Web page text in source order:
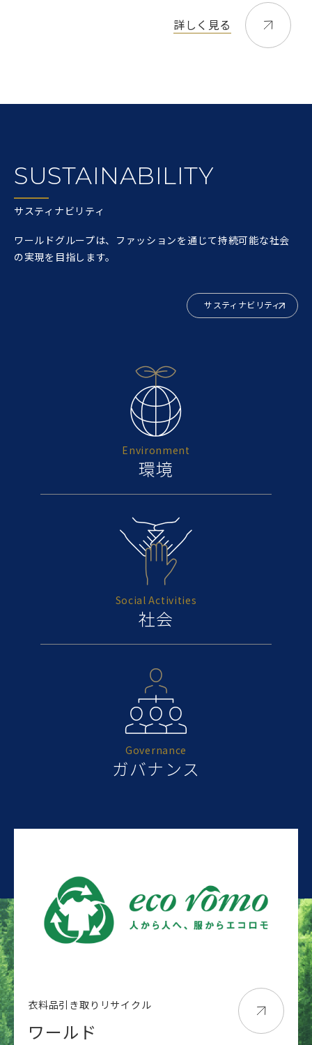
詳しく見る
SUSTAINABILITY
サスティナビリティ
ワールドグループは、ファッションを通じて持続可能な社会
の実現を目指します。
サスティナビリティ
Environment
環境
Social Activities
社会
Governance
ガバナンス
衣料品引き取りリサイクル
ワールド